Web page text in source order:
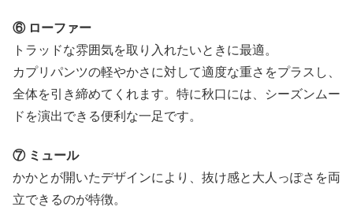
⑥ ローファー
トラッドな雰囲気を取り入れたいときに最適。
カプリパンツの軽やかさに対して適度な重さをプラスし、
全体を引き締めてくれます。特に秋口には、シーズンムー
ドを演出できる便利な一足です。
⑦ ミュール
かかとが開いたデザインにより、抜け感と大人っぽさを両
立できるのが特徴。